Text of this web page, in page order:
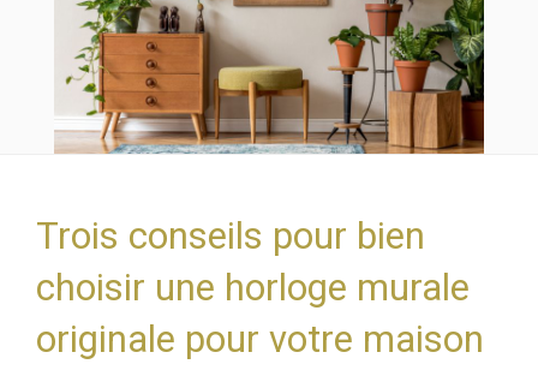
Trois conseils pour bien
choisir une horloge murale
originale pour votre maison